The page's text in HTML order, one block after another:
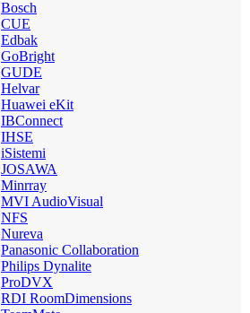
Bosch
CUE
Edbak
GoBright
GUDE
Helvar
Huawei eKit
IBConnect
IHSE
iSistemi
JOSAWA
Minrray
MVI AudioVisual
NFS
Nureva
Panasonic Collaboration
Philips Dynalite
ProDVX
RDI RoomDimensions